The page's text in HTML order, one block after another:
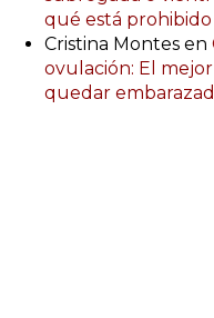
qué está prohibido
Cristina Montes en
ovulación: El
quedar